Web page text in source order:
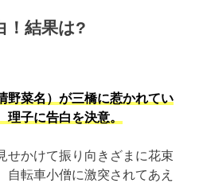
！結果は?
野菜名）が三橋に惹かれてい
子に告白を決意。
せかけて振り向きざまに花束
自転車小僧に激突されてあえ